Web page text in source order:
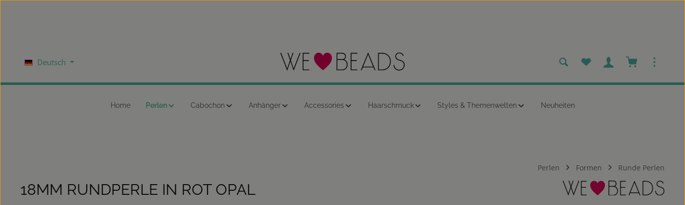
Deutsch Du hast 0 Produkte auf
Warenkorb
Home Perlen Cabochon Anhänger Accessories Haarschmuck Styles & Themenwelten Neuheiten
Perlen Formen Runde Perlen
18MM RUNDPERLE IN ROT OPAL